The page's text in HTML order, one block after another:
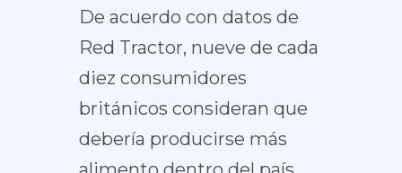
De acuerdo con datos de
Red Tractor, nueve de cada
diez consumidores
británicos consideran que
debería producirse más